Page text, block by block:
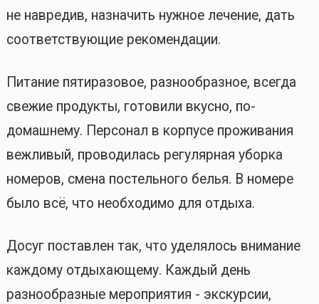
не навредив, назначить нужное лечение, дать
соответствующие рекомендации.
Питание пятиразовое, разнообразное, всегда
свежие продукты, готовили вкусно, по-
домашнему. Персонал в корпусе проживания
вежливый, проводилась регулярная уборка
номеров, смена постельного белья. В номере
было всё, что необходимо для отдыха.
Досуг поставлен так, что уделялось внимание
каждому отдыхающему. Каждый день
разнообразные мероприятия - экскурсии,